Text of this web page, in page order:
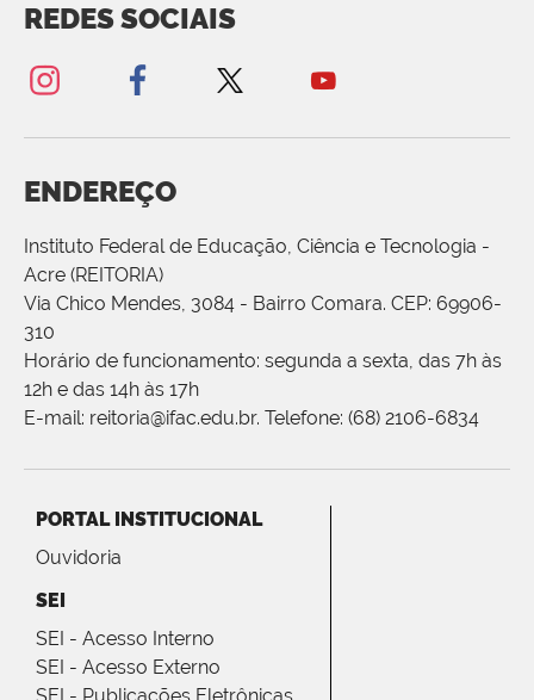
REDES SOCIAIS
ENDEREÇO
Instituto Federal de Educação, Ciência e Tecnologia -
Acre (REITORIA)
Via Chico Mendes, 3084 - Bairro Comara. CEP: 69906-
310
Horário de funcionamento: segunda a sexta, das 7h às
12h e das 14h às 17h
E-mail: reitoria@ifac.edu.br. Telefone: (68) 2106-6834
PORTAL INSTITUCIONAL
Ouvidoria
SEI
SEI - Acesso Interno
SEI - Acesso Externo